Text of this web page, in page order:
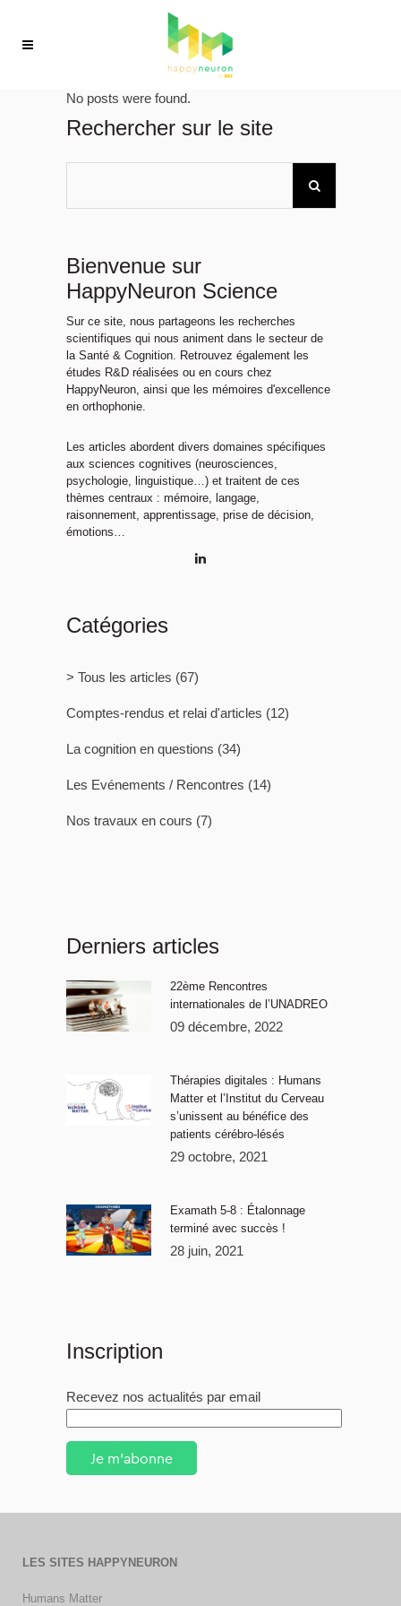
No posts were found.
Rechercher sur le site
Bienvenue sur
HappyNeuron Science
Sur ce site, nous partageons les recherches
scientifiques qui nous animent dans le secteur de
la Santé & Cognition. Retrouvez également les
études R&D réalisées ou en cours chez
HappyNeuron, ainsi que les mémoires d'excellence
en orthophonie.
Les articles abordent divers domaines spécifiques
aux sciences cognitives (neurosciences,
psychologie, linguistique…) et traitent de ces
thèmes centraux : mémoire, langage,
raisonnement, apprentissage, prise de décision,
émotions…
Catégories
> Tous les articles (67)
Comptes-rendus et relai d'articles (12)
La cognition en questions (34)
Les Evénements / Rencontres (14)
Nos travaux en cours (7)
Derniers articles
22ème Rencontres
internationales de l’UNADREO
09 décembre, 2022
Thérapies digitales : Humans
Matter et l’Institut du Cerveau
s’unissent au bénéfice des
patients cérébro-lésés
29 octobre, 2021
Examath 5-8 : Étalonnage
terminé avec succès !
28 juin, 2021
Inscription
Recevez nos actualités par email
Je m'abonne
LES SITES HAPPYNEURON
Humans Matter